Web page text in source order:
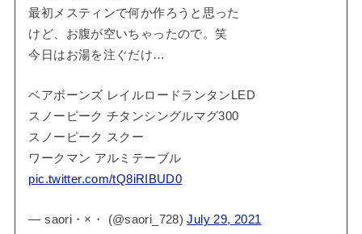
最初メスティンで何か作ろうと思った
けど、お腹が空いちゃったので。笑
今日はお湯を注ぐだけ…
ベアボーンズ レイルロードランタンLED
スノーピーク チタンシングルマグ300
スノーピーク スクー
ワークマン アルミテーブル
pic.twitter.com/tQ8iRIBUD0
— saori・×・ (@saori_728)July 29, 2021